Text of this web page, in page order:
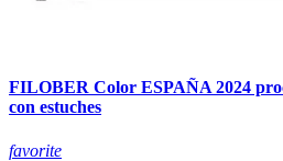
FILOBER Color ESPAÑA 2024
con estuches
favorite